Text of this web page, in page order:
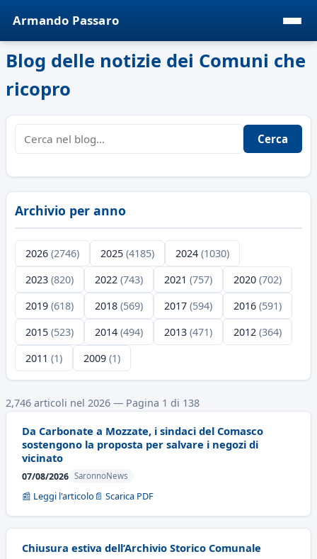
Armando Passaro
Blog delle notizie dei Comuni che
ricopro
Cerca
Archivio per anno
2026 (2746) 2025 (4185) 2024 (1030)
2023 (820) 2022 (743) 2021 (757) 2020 (702)
2019 (618) 2018 (569) 2017 (594) 2016 (591)
2015 (523) 2014 (494) 2013 (471) 2012 (364)
2011 (1) 2009 (1)
2,746 articoli nel 2026 — Pagina 1 di 138
Da Carbonate a Mozzate, i sindaci del Comasco
sostengono la proposta per salvare i negozi di
vicinato
07/08/2026 SaronnoNews
📰 Leggi l'articolo 📄 Scarica PDF
Chiusura estiva dell’Archivio Storico Comunale